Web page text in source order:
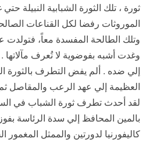
ثورة ، تلك الثورة الشبابية النبيلة
الموروثات رفضا لكل القناعات
وتلك الطالحة المفسدة معاً، فتولدت
وغدت أشبه بفوضوية لا تُعرف مآلاتها .
إلي ضده . ألم يفض التطرف بالثورة
العظيمة إلي عهد الرعب والمقاصل
لقد أحدث تطرف ثورة الشباب في
بالمين المحافظ إلي سدة الرئاسة
كاليفورنيا لدورتين والممثل